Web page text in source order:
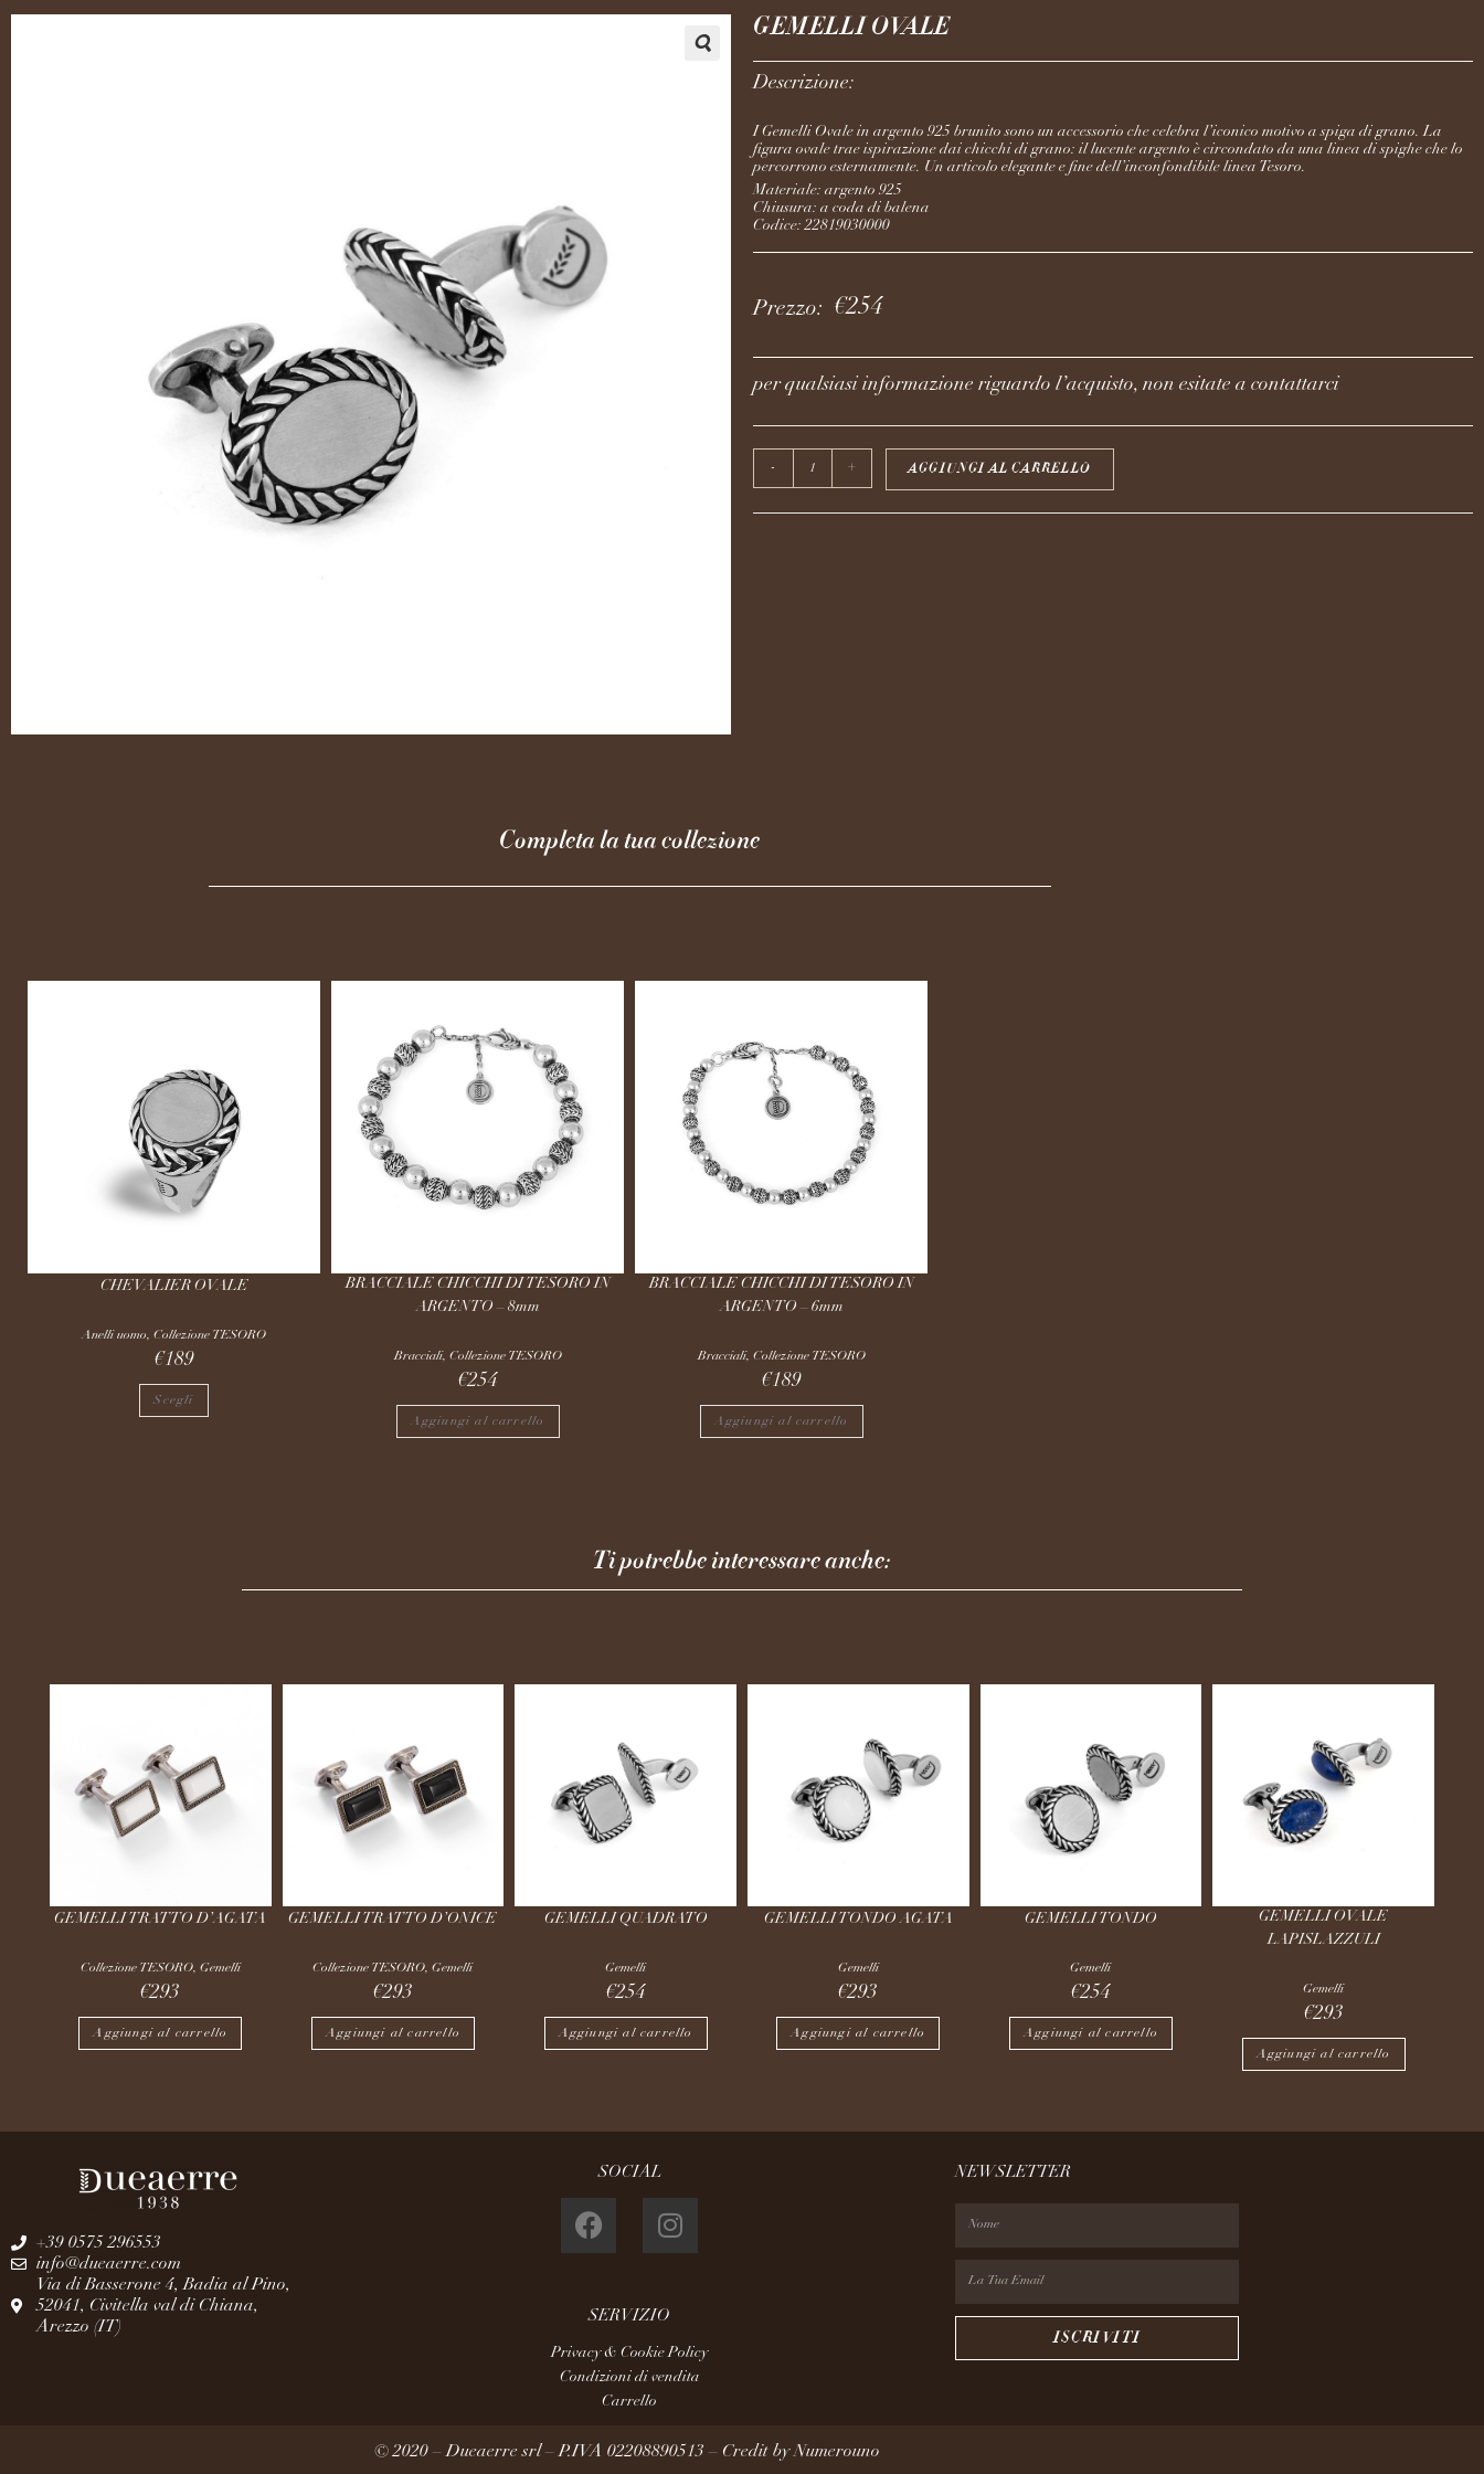
GEMELLI OVALE
Descrizione:
I Gemelli Ovale in argento 925 brunito sono un accessorio che celebra l’iconico motivo a spiga di grano. La
figura ovale trae ispirazione dai chicchi di grano: il lucente argento è circondato da una linea di spighe che lo
percorrono esternamente. Un articolo elegante e fine dell’inconfondibile linea Tesoro.
Materiale: argento 925
Chiusura: a coda di balena
Codice: 22819030000
Prezzo: €254
per qualsiasi informazione riguardo l’acquisto, non esitate a contattarci
- + AGGIUNGI AL CARRELLO
Completa la tua collezione
CHEVALIER OVALE
Anelli uomo, Collezione TESORO
€189
Scegli
BRACCIALE CHICCHI DI TESORO IN
ARGENTO – 8mm
Bracciali, Collezione TESORO
€254
Aggiungi al carrello
BRACCIALE CHICCHI DI TESORO IN
ARGENTO – 6mm
Bracciali, Collezione TESORO
€189
Aggiungi al carrello
Ti potrebbe interessare anche:
GEMELLI TRATTO D’AGATA
Collezione TESORO, Gemelli
€293
Aggiungi al carrello
GEMELLI TRATTO D’ONICE
Collezione TESORO,Gemelli
€293
Aggiungi al carrello
GEMELLI QUADRATO
Gemelli
€254
Aggiungi al carrello
GEMELLI TONDO AGATA
Gemelli
€293
Aggiungi al carrello
GEMELLI TONDO
Gemelli
€254
Aggiungi al carrello
GEMELLI OVALE
LAPISLAZZULI
Gemelli
€293
Aggiungi al carrello
+39 0575 296553
info@dueaerre.com
Via di Basserone 4, Badia al Pino,
52041, Civitella val di Chiana,
Arezzo (IT)
SOCIAL
SERVIZIO
Privacy & Cookie Policy
Condizioni di vendita
Carrello
NEWSLETTER
ISCRIVITI
© 2020 – Dueaerre srl – P.IVA 02208890513 – Credit byNumerouno